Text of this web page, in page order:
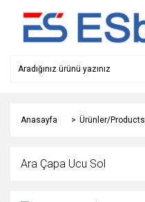
Anasayfa Ürünler/Products
Ara Çapa Ucu Sol